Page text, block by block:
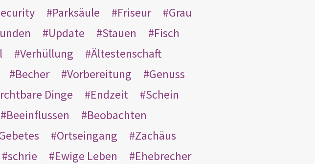
Parksäule Friseur
Grau
Update Stauen
Fisch
Verhüllung
Ältestenschaft
Becher Vorbereitung
Genuss
Dinge Endzeit
Schein
Beeinflussen
Beobachten
Ortseingang
Zachäus
schrie Ewige Leben
Ehebrecher